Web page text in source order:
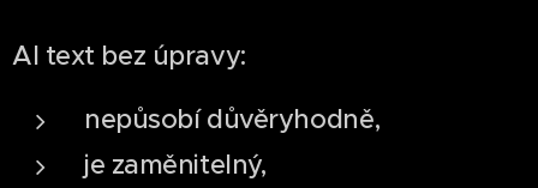
AI text bez úpravy:
nepůsobí důvěryhodně,
je zaměnitelný,